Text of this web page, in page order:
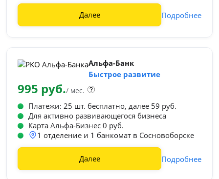
Далее Подробнее
Альфа-Банк
Быстрое развитие
995 руб./ мес.
Платежи: 25 шт. бесплатно, далее 59 руб.
Для активно развивающегося бизнеса
Карта Альфа-Бизнес 0 руб.
1 отделение и 1 банкомат в Сосновоборске
Далее Подробнее